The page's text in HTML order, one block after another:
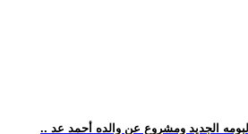
الجديد ومشروع عن والده أحمد عد